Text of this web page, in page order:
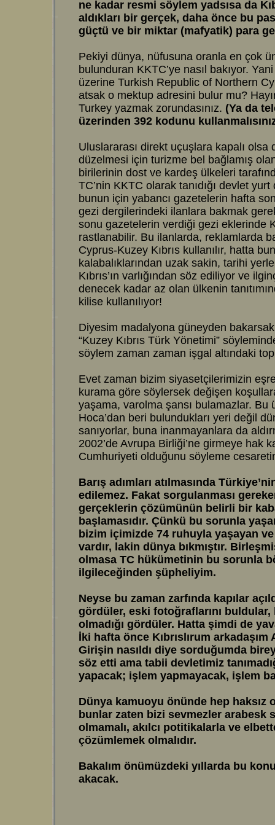
ne kadar resmi söylem yadsısa da
aldıkları bir gerçek, daha önce bu
güçtü ve bir miktar (mafyatik) para
Pekiyi dünya, nüfusuna oranla en çok
bulunduran KKTC’ye nasıl bakıyor.
üzerine Turkish Republic of Northern
atsak o mektup adresini bulur mu?
Turkey yazmak zorundasınız. (Ya da
üzerinden 392 kodunu
Uluslararası direkt uçuşlara kapalı
düzelmesi için turizme bel bağlamış
birilerinin dost ve kardeş ülkeleri
TC’nin KKTC olarak tanıdığı devlet yurt
bunun için yabancı gazetelerin hafta
gezi dergilerindeki ilanlara bakmak
sonu gazetelerin verdiği gezi eklerinde
rastlanabilir. Bu ilanlarda, reklamlarda
Cyprus-Kuzey Kıbrıs kullanılır, hatta
kalabalıklarından uzak sakin, tarihi
Kıbrıs’ın varlığından söz ediliyor ve
denecek kadar az olan ülkenin
kilise kullanılıyor!
Diyesim madalyona güneyden
“Kuzey Kıbrıs Türk Yönetimi”
söylem zaman zaman işgal altındaki
Evet zaman bizim siyasetçilerimizin
kurama göre söylersek değişen
yaşama, varolma şansı bulamazlar. Bu
Hoca’dan beri bulundukları yeri değil
sanıyorlar, buna inanmayanlara da
2002’de Avrupa Birliği’ne girmeye hak
Cumhuriyeti olduğunu söyleme
Barış adımları atılmasında
edilemez. Fakat sorgulanması
gerçeklerin çözümünün belirli bir
başlamasıdır. Çünkü bu sorunla
bizim içimizde 74 ruhuyla yaşayan
vardır, lakin dünya bıkmıştır.
olmasa TC hükümetinin bu sorunla
ilgileceğinden şüpheliyim.
Neyse bu zaman zarfında kapılar
gördüler, eski fotoğraflarını buldular,
olmadığı gördüler. Hatta şimdi de
İki hafta önce Kıbrıslırum
Girişin nasıldı diye sorduğumda
söz etti ama tabii devletimiz
yapacak; işlem yapmayacak, işlem
Dünya kamuoyu önünde hep haksız
bunlar zaten bizi sevmezler arabesk
olmamalı, akılcı potitikalarla ve
çözümlemek olmalıdır.
Bakalım önümüzdeki yıllarda bu
akacak.